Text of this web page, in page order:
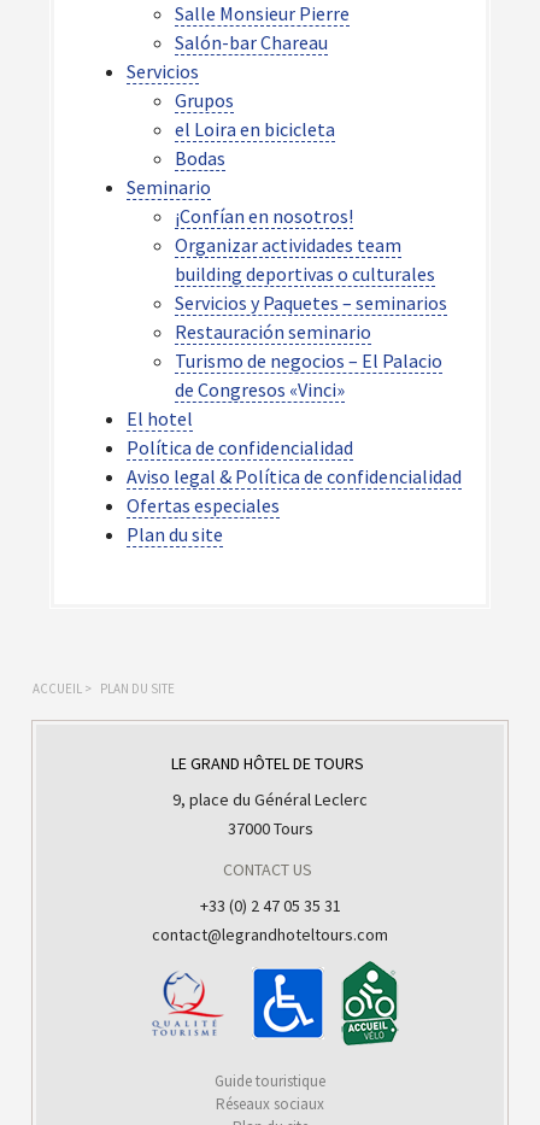
Salle Monsieur Pierre
Salón-bar Chareau
Servicios
Grupos
el Loira en bicicleta
Bodas
Seminario
¡Confían en nosotros!
Organizar actividades team
building deportivas o culturales
Servicios y Paquetes – seminarios
Restauración seminario
Turismo de negocios – El Palacio
de Congresos «Vinci»
El hotel
Política de confidencialidad
Aviso legal & Política de confidencialidad
Ofertas especiales
Plan du site
ACCUEIL > PLAN DU SITE
LE GRAND HÔTEL DE TOURS
9, place du Général Leclerc
37000 Tours
CONTACT US
+33 (0) 2 47 05 35 31
contact@legrandhoteltours.com
Guide touristique
Réseaux sociaux